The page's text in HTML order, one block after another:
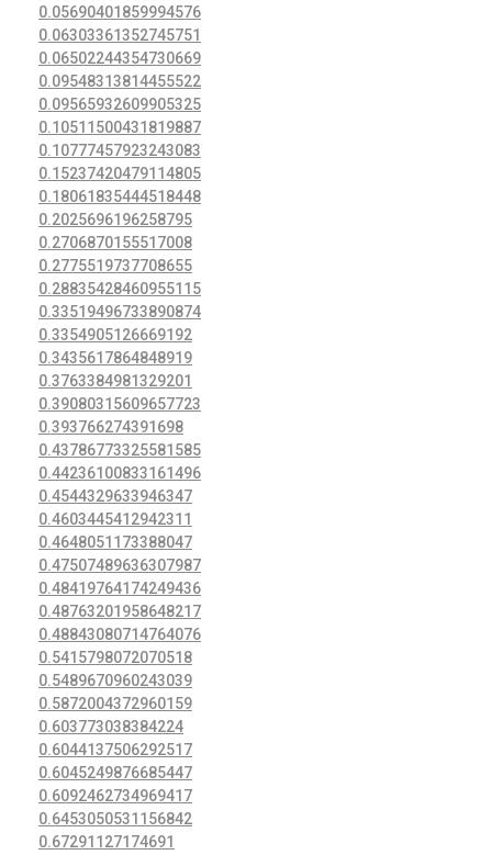
0.05690401859994576
0.06303361352745751
0.06502244354730669
0.09548313814455522
0.09565932609905325
0.10511500431819887
0.10777457923243083
0.15237420479114805
0.18061835444518448
0.2025696196258795
0.2706870155517008
0.2775519737708655
0.28835428460955115
0.33519496733890874
0.3354905126669192
0.3435617864848919
0.3763384981329201
0.39080315609657723
0.393766274391698
0.43786773325581585
0.44236100833161496
0.4544329633946347
0.4603445412942311
0.4648051173388047
0.47507489636307987
0.48419764174249436
0.48763201958648217
0.48843080714764076
0.5415798072070518
0.5489670960243039
0.5872004372960159
0.603773038384224
0.6044137506292517
0.6045249876685447
0.6092462734969417
0.6453050531156842
0.67291127174691